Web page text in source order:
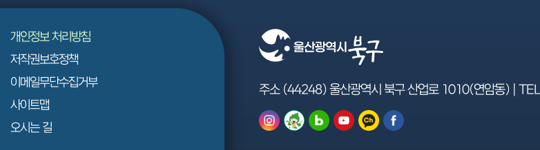
개인정보 처리방침
저작권보호정책
이메일무단수집거부
사이트맵
오시는 길
주소 (44248) 울산광역시 북구 산업로 1010(연암동) | TEL.